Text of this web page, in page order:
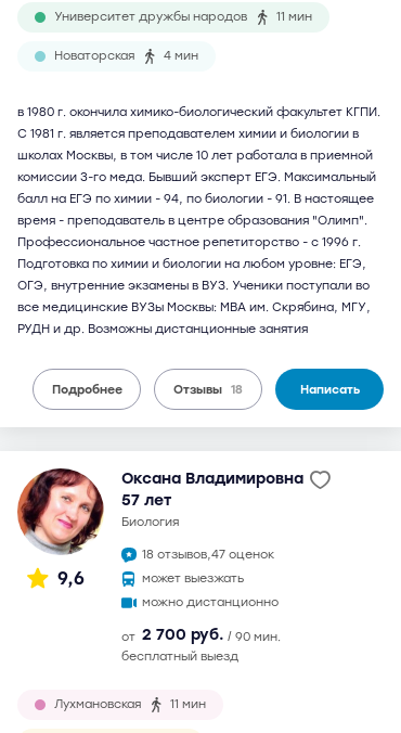
Университет дружбы народов 11 мин
Новаторская 4 мин
в 1980 г. окончила химико-биологический факультет КГПИ.
С 1981 г. является преподавателем химии и биологии в
школах Москвы, в том числе 10 лет работала в приемной
комиссии 3-го меда. Бывший эксперт ЕГЭ. Максимальный
балл на ЕГЭ по химии - 94, по биологии - 91. В настоящее
время - преподаватель в центре образования "Олимп".
Профессиональное частное репетиторство - c 1996 г.
Подготовка по химии и биологии на любом уровне: ЕГЭ,
ОГЭ, внутренние экзамены в ВУЗ. Ученики поступали во
все медицинские ВУЗы Москвы: МВА им. Скрябина, МГУ,
РУДН и др. Возможны дистанционные занятия
Подробнее Отзывы 18 Написать
9,6
Оксана Владимировна
57 лет
биология
18 отзывов,47 оценок
может выезжать
можно дистанционно
от 2 700 руб. / 90 мин.
бесплатный выезд
Лухмановская 11 мин